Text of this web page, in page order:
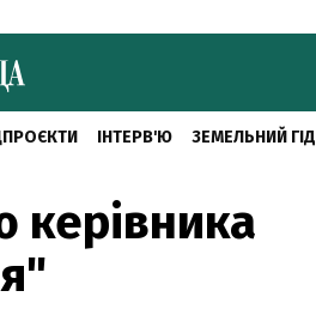
ІНТЕРВ'Ю ЗЕМЕЛЬНИЙ ГІД
керівника